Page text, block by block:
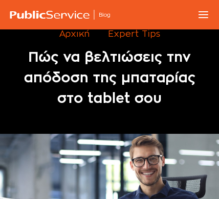
Blog
Αρχική Expert Tips
Πώς να βελτιώσεις την
απόδοση της μπαταρίας
στο tablet σου